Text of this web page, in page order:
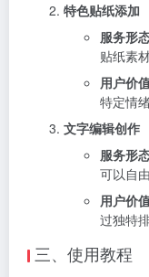
特色贴纸添加
服务形
贴纸素
用户价
特定情
文字编辑创作
服务形
可以自
用户价
过独特
三、使用教程